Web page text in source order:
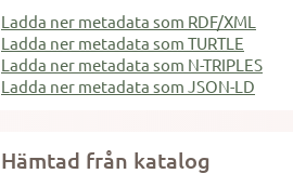
Ladda ner metadata som RDF/XML
Ladda ner metadata som TURTLE
Ladda ner metadata som N-TRIPLES
Ladda ner metadata som JSON-LD
Hämtad från katalog